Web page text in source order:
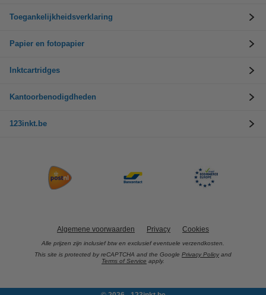
Toegankelijkheidsverklaring
Papier en fotopapier
Inktcartridges
Kantoorbenodigdheden
123inkt.be
Algemene voorwaarden Privacy Cookies
Alle prijzen zijn inclusief btw en exclusief eventuele verzendkosten.
This site is protected by reCAPTCHA and the Google Privacy Policy and
Terms of Service apply.